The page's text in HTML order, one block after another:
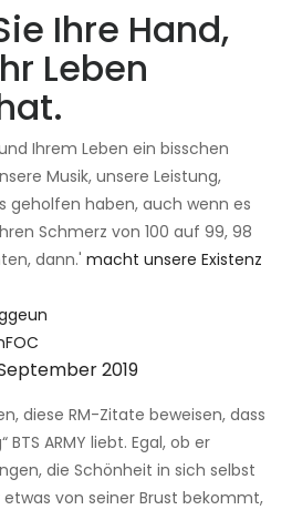
Ihre Hand,
Leben
Ihrem Leben ein bisschen
Musik, unsere Leistung,
geholfen haben, auch wenn es
Schmerz von 100 auf 99, 98
dann.' macht unsere Existenz
2019
diese RM-Zitate beweisen, dass
ARMY liebt. Egal, ob er
die Schönheit in sich selbst
von seiner Brust bekommt,